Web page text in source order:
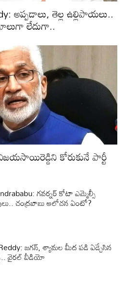
అప్పడాలు, తెల్ల ఉల్లిపాయలు..
లేదుగా..
కోరుకునే పార్టీ
గవర్నర్ కోటా ఎమ్మెల్సీ
చంద్రబాబు ఆలోచన ఏంటో?
జగన్, శ్యామల మీద పడి ఏడ్చేసిన
వైరల్ వీడియో